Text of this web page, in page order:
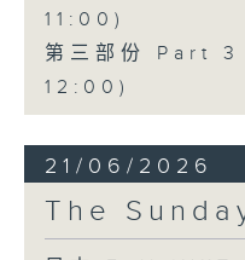
11:00)
第三部份 Part
12:00)
21/06/2026
The